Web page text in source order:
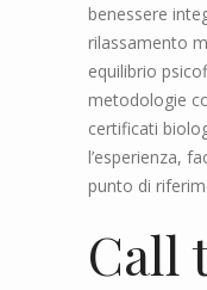
benessere
rilassamento
equilibrio
metodologie
certificati
l’esperienza,
punto di
Call